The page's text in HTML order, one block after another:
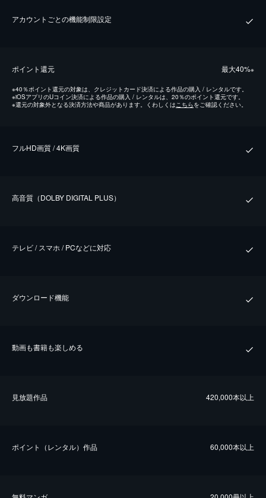
アカウントごとの機能制限設定
ポイント還元 最⼤40%※
※40％ポイント還元の対象は、クレジットカード決済による作品の購入 / レンタルです。
※iOSアプリのUコイン決済による作品の購入 / レンタルは、20％のポイント還元です。
※還元の対象外となる決済方法や商品があります。くわしくは こちらをご確認ください。
フルHD画質 / 4K画質
⾼⾳質（DOLBY DIGITAL PLUS）
テレビ / スマホ / PCなどに対応
ダウンロード機能
動画も書籍も楽しめる
⾒放題作品 420,000本以上
ポイント（レンタル）作品 60,000本以上